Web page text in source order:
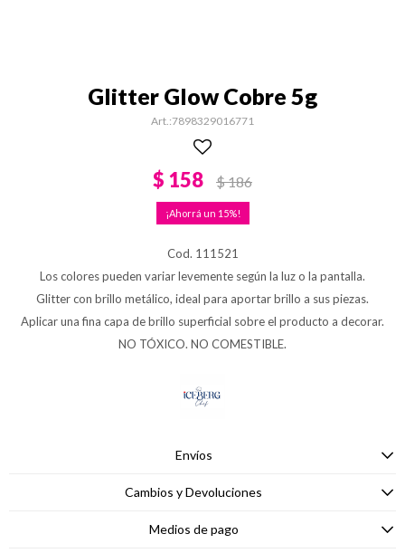
Glitter Glow Cobre 5g
7898329016771
$ 158 $186
15
Cod. 111521
Los colores pueden variar levemente según la luz o la pantalla.
Glitter con brillo metálico, ideal para aportar brillo a sus piezas.
Aplicar una fina capa de brillo superficial sobre el producto a decorar.
NO TÓXICO. NO COMESTIBLE.
Envíos
Cambios y Devoluciones
Medios de pago